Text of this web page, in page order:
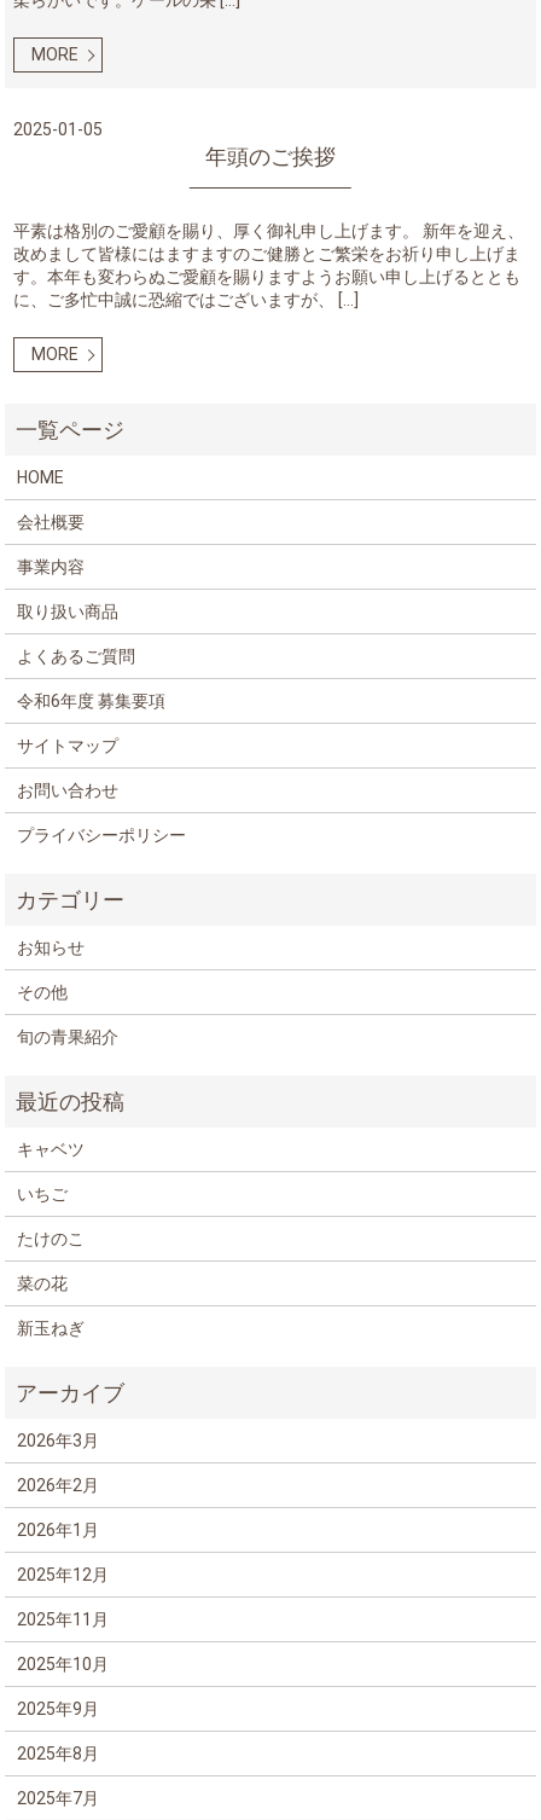
MORE
2025-01-05
年頭のご挨拶
平素は格別のご愛顧を賜り、厚く御礼申し上げます。 新年を迎え、
改めまして皆様にはますますのご健勝とご繁栄をお祈り申し上げま
す。本年も変わらぬご愛顧を賜りますようお願い申し上げるととも
に、ご多忙中誠に恐縮ではございますが、 […]
MORE
HOME
会社概要
事業内容
取り扱い商品
よくあるご質問
令和6年度 募集要項
サイトマップ
お問い合わせ
プライバシーポリシー
お知らせ
その他
旬の青果紹介
キャベツ
いちご
たけのこ
菜の花
新玉ねぎ
2026年3月
2026年2月
2026年1月
2025年12月
2025年11月
2025年10月
2025年9月
2025年8月
2025年7月